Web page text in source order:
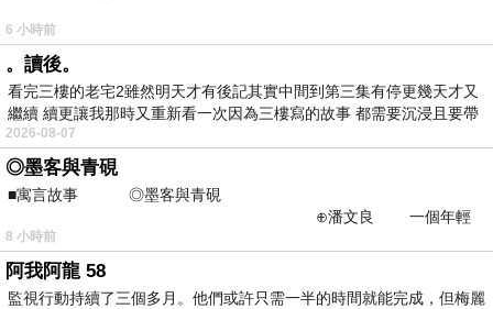
現在疫情之下，各國鎖國的鎖國，封城的封城，
很多過往跟我一起在國外打拼的朋友們，都紛紛
問我說，什麼時候解封，什麼時候有消息，各國
的職缺什麼時候開？不好意思我真的不會通靈也
沒有內線消息，露娜也是看網路上的官方消息、
資料等等，才會知道一些相關資訊的。
不過，露娜認為在現下這個已經有疫苗的情況，
明年過年後打工度假的行情跟市場應該會回溫，
6 小時前
。讀後。
看完三樓的老宅2雖然明天才有後記其實中間到第三集有停更幾天才又
繼續 續更讓我那時又重新看一次因為三樓寫的故事 都需要沉浸且要帶
有
2026-08-07
◎墨客與青硯
■寓言故事 ◎墨客與青硯
⊕潘文良 一個年輕
的墨客，在京城的古玩肆裡
8 小時前
阿我阿龍 58
監視行動持續了三個多月。他們或許只需一半的時間就能完成，但梅麗